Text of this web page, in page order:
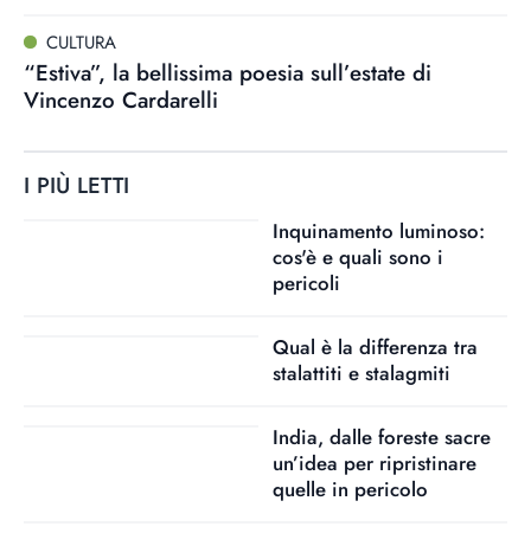
CULTURA
“Estiva”, la bellissima poesia sull’estate di
Vincenzo Cardarelli
I PIÙ LETTI
Inquinamento luminoso:
cos'è e quali sono i
pericoli
Qual è la differenza tra
stalattiti e stalagmiti
India, dalle foreste sacre
un’idea per ripristinare
quelle in pericolo